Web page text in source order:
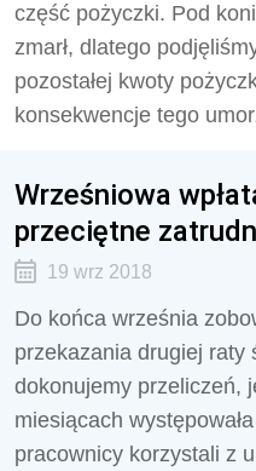
część pożyczki. Pod
zmarł, dlatego
pozostałej kwoty
konsekwencje tego
Wrześniowa
przeciętne
19 wrz 2018
Do końca września
przekazania drugiej raty
dokonujemy przeliczeń,
miesiącach
pracownicy korzystali z